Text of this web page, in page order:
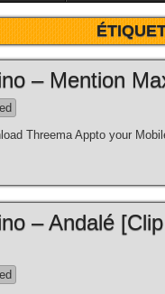
– Mention
Threema Appto your
– Andalé